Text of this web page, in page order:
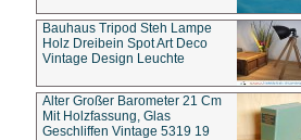
Bauhaus Tripod Steh Lampe
Holz Dreibein Spot Art Deco
Vintage Design Leuchte
Alter Großer Barometer 21 Cm
Mit Holzfassung, Glas
Geschliffen Vintage 5319 19